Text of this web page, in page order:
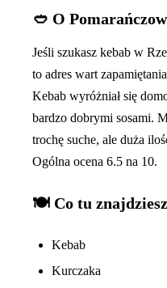
🥙 O
Jeśli szukasz kebab w
to adres wart
Kebab wyróżniał się
bardzo dobrymi sosami.
trochę suche, ale duża
Ogólna ocena 6.5 na 10.
🍽️ Co tu znajdziesz
Kebab
Kurczaka